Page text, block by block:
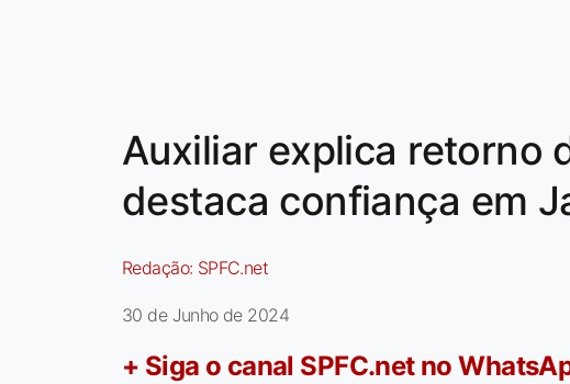
Auxiliar explica retorno
destaca confiança em
Redação: SPFC.net
30 de Junho de 2024
+ Siga o canal SPFC.net no